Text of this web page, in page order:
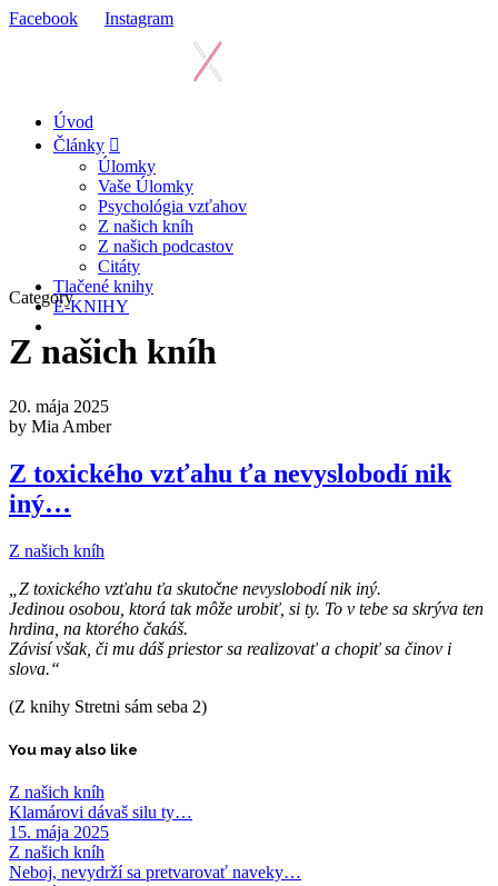
Facebook Instagram
Úvod
Články
Úlomky
Vaše Úlomky
Psychológia vzťahov
Z našich kníh
Z našich podcastov
Citáty
Tlačené knihy
E-KNIHY
Category
Z našich kníh
20. mája 2025
by Mia Amber
Z toxického vzťahu ťa nevyslobodí nik
iný…
Z našich kníh
„Z toxického vzťahu ťa skutočne nevyslobodí nik iný.
Jedinou osobou, ktorá tak môže urobiť, si ty. To v tebe sa skrýva ten
hrdina, na ktorého čakáš.
Závisí však, či mu dáš priestor sa realizovať a chopiť sa činov i
slova.“
(Z knihy Stretni sám seba 2)
You may also like
Z našich kníh
Klamárovi dávaš silu ty…
15. mája 2025
Z našich kníh
Neboj, nevydrží sa pretvarovať naveky…